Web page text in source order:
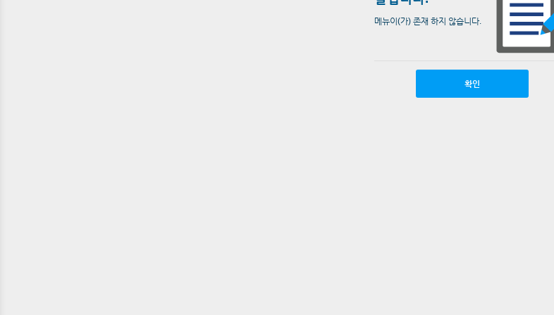
메뉴이(가) 존재 하지 않습니다.